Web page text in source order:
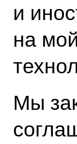
и
на
Мы